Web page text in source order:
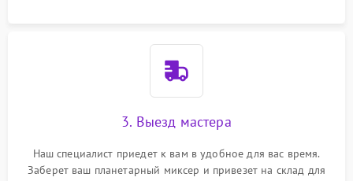
3. Выезд мастера
Наш специалист приедет к вам в удобное для вас время.
Заберет ваш планетарный миксер и привезет на склад для